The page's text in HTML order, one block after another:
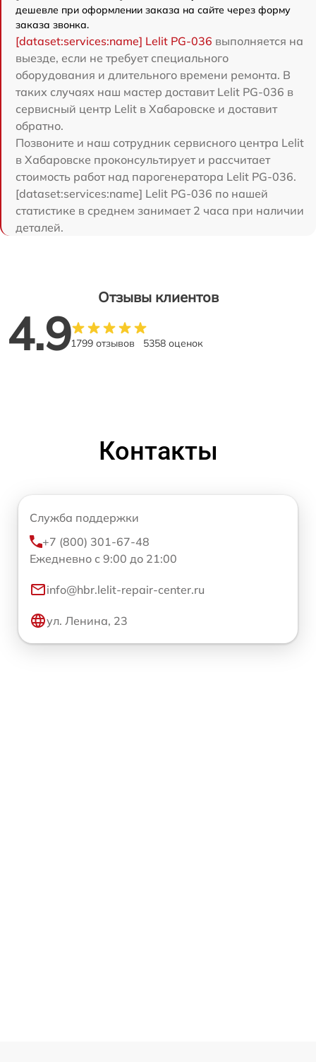
дешевле при оформлении заказа на сайте через форму
заказа звонка.
[dataset:services:name] Lelit PG-036 выполняется на
выезде, если не требует специального
оборудования и длительного времени ремонта. В
таких случаях наш мастер доставит Lelit PG-036 в
сервисный центр Lelit в Хабаровске и доставит
обратно.
Позвоните и наш сотрудник сервисного центра Lelit
в Хабаровске проконсультирует и рассчитает
стоимость работ над парогенератора Lelit PG-036.
[dataset:services:name] Lelit PG-036 по нашей
статистике в среднем занимает 2 часа при наличии
деталей.
Отзывы клиентов
4.91799 отзывов 5358 оценок
Контакты
Служба поддержки
+7 (800) 301-67-48
Ежедневно с 9:00 до 21:00
info@hbr.lelit-repair-center.ru
ул. Ленина, 23